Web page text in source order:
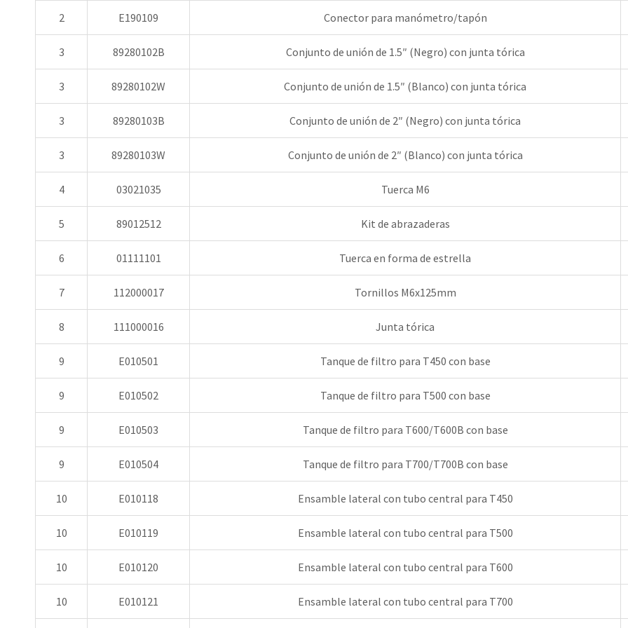
2 E190109 Conector para manómetro/tapón
3 89280102B Conjunto de unión de 1.5″ (Negro) con junta tórica
3 89280102W Conjunto de unión de 1.5″ (Blanco) con junta tórica
3 89280103B Conjunto de unión de 2″ (Negro) con junta tórica
3 89280103W Conjunto de unión de 2″ (Blanco) con junta tórica
4 03021035 Tuerca M6
5 89012512 Kit de abrazaderas
6 01111101 Tuerca en forma de estrella
7 112000017 Tornillos M6x125mm
8 111000016 Junta tórica
9 E010501 Tanque de filtro para T450 con base
9 E010502 Tanque de filtro para T500 con base
9 E010503 Tanque de filtro para T600/T600B con base
9 E010504 Tanque de filtro para T700/T700B con base
10 E010118 Ensamble lateral con tubo central para T450
10 E010119 Ensamble lateral con tubo central para T500
10 E010120 Ensamble lateral con tubo central para T600
10 E010121 Ensamble lateral con tubo central para T700